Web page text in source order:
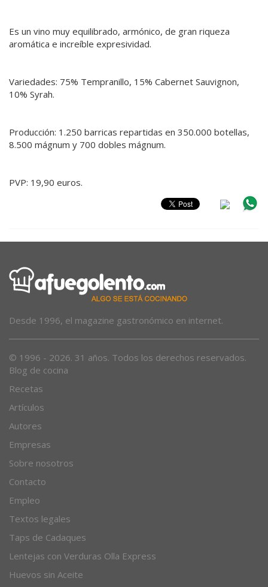
Es un vino muy equilibrado, armónico, de gran riqueza
aromática e increíble expresividad.
Variedades: 75% Tempranillo, 15% Cabernet Sauvignon,
10% Syrah.
Producción: 1.250 barricas repartidas en 350.000 botellas,
8.500 mágnum y 700 dobles mágnum.
PVP: 19,90 euros.
Desde 1996, el magazine gastronómico en internet.
© 1996 - 2026. 31 años. Todos los derechos reservados.
Blog de cocina
Recetas
Artículos
Autores
Empresas
Sobre nosotros
Contacto
Empleo
Textos legales
Taps de Cadaques
Lentejas con Verduras Olla Express
Huevos sin Aceite